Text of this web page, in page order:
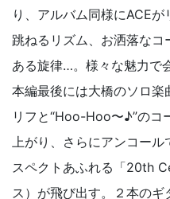
り、アルバム同様にACEが
跳ねるリズム、お洒落な
ある旋律…。様々な魅力で
本編最後には大橋のソロ
リフと“Hoo-Hoo〜♪”のコ
上がり、さらにアンコール
スペクトあふれる「20th
ス）が飛び出す。２本の